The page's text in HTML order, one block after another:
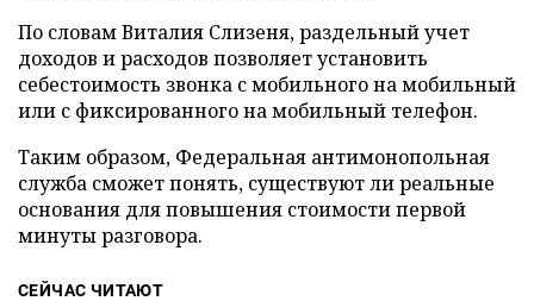
По словам Виталия Слизеня, раздельный учет
доходов и расходов позволяет установить
себестоимость звонка с мобильного на мобильный
или с фиксированного на мобильный телефон.
Таким образом, Федеральная антимонопольная
служба сможет понять, существуют ли реальные
основания для повышения стоимости первой
минуты разговора.
СЕЙЧАС ЧИТАЮТ